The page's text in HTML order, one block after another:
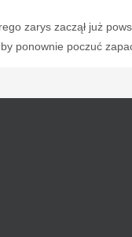
zarys zaczął już
ponownie poczuć